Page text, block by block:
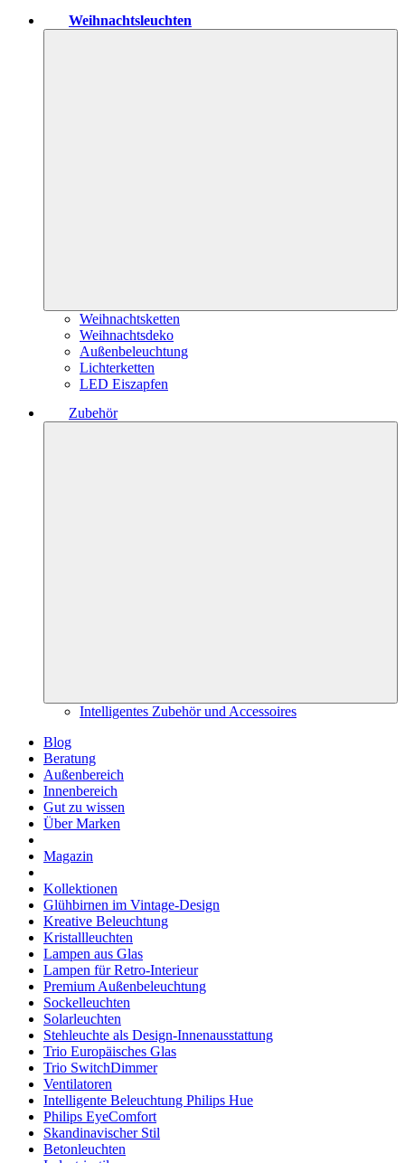
Weihnachtsleuchten
Weihnachtsketten
Weihnachtsdeko
Außenbeleuchtung
Lichterketten
LED Eiszapfen
Zubehör
Intelligentes Zubehör und Accessoires
Blog
Beratung
Außenbereich
Innenbereich
Gut zu wissen
Über Marken
Magazin
Kollektionen
Glühbirnen im Vintage-Design
Kreative Beleuchtung
Kristallleuchten
Lampen aus Glas
Lampen für Retro-Interieur
Premium Außenbeleuchtung
Sockelleuchten
Solarleuchten
Stehleuchte als Design-Innenausstattung
Trio Europäisches Glas
Trio SwitchDimmer
Ventilatoren
Intelligente Beleuchtung Philips Hue
Philips EyeComfort
Skandinavischer Stil
Betonleuchten